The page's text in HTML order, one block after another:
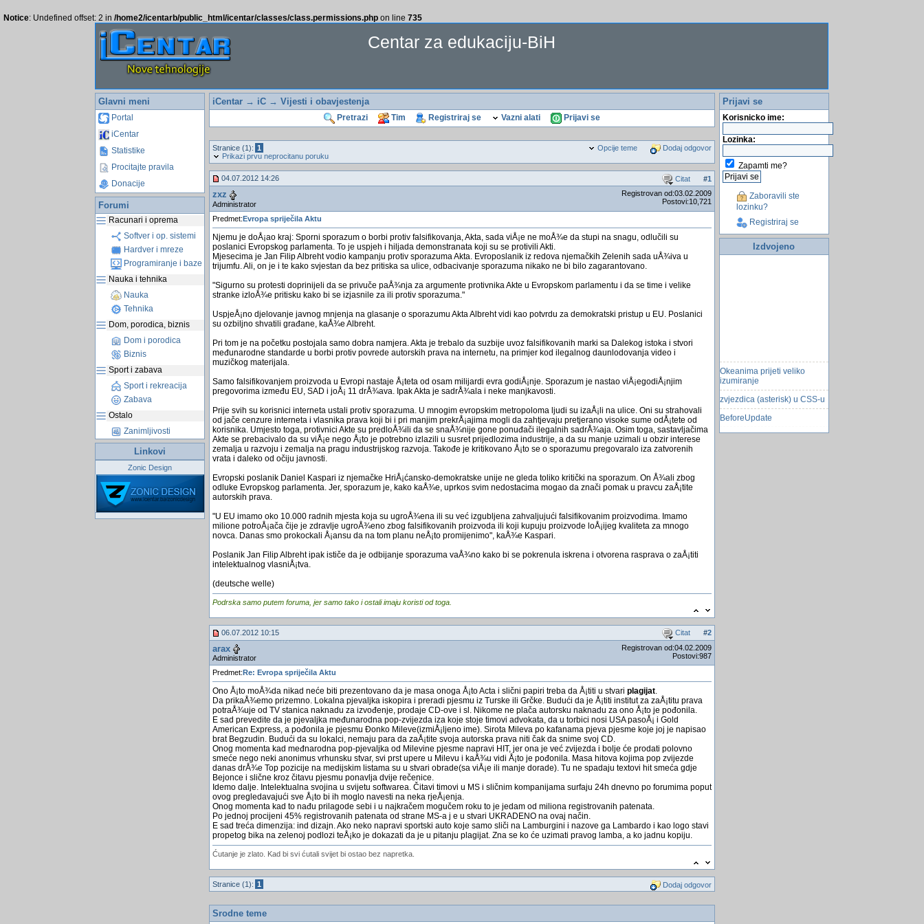
Notice: Undefined offset: 2 in /home2/icentarb/public_html/icentar/classes/class.permissions.php on line 735
Centar za edukaciju-BiH
Glavni meni
Portal
iCentar
Statistike
Procitajte pravila
Donacije
Forumi
Racunari i oprema
Softver i op. sistemi
Hardver i mreze
Programiranje i baze
Nauka i tehnika
Nauka
Tehnika
Dom, porodica, biznis
Dom i porodica
Biznis
Sport i zabava
Sport i rekreacija
Zabava
Ostalo
Zanimljivosti
Linkovi
Zonic Design
iCentar→ iC→ Vijesti i obavjestenja
Pretrazi Tim Registriraj se Vazni alati Prijavi se
Opcije teme Dodaj odgovor
Stranice (1): 1
Prikazi prvu neprocitanu poruku
Citat #1
04.07.2012 14:26
zxz
Administrator
Registrovan od:03.02.2009
Postovi:10,721
Predmet:Evropa spriječila Aktu
Njemu je doÅ¡ao kraj: Sporni sporazum o borbi protiv falsifikovanja, Akta, sada viÅ¡e ne moÅ¾e da stupi na snagu, odlučili su
poslanici Evropskog parlamenta. To je uspjeh i hiljada demonstranata koji su se protivili Akti.
Mjesecima je Jan Filip Albreht vodio kampanju protiv sporazuma Akta. Evroposlanik iz redova njemačkih Zelenih sada uÅ¾iva u
trijumfu. Ali, on je i te kako svjestan da bez pritiska sa ulice, odbacivanje sporazuma nikako ne bi bilo zagarantovano.
"Sigurno su protesti doprinijeli da se privuče paÅ¾nja za argumente protivnika Akte u Evropskom parlamentu i da se time i velike
stranke izloÅ¾e pritisku kako bi se izjasnile za ili protiv sporazuma."
UspjeÅ¡no djelovanje javnog mnjenja na glasanje o sporazumu Akta Albreht vidi kao potvrdu za demokratski pristup u EU. Poslanici
su ozbiljno shvatili građane, kaÅ¾e Albreht.
Pri tom je na početku postojala samo dobra namjera. Akta je trebalo da suzbije uvoz falsifikovanih marki sa Dalekog istoka i stvori
međunarodne standarde u borbi protiv povrede autorskih prava na internetu, na primjer kod ilegalnog daunlodovanja video i
muzičkog materijala.
Samo falsifikovanjem proizvoda u Evropi nastaje Å¡teta od osam milijardi evra godiÅ¡nje. Sporazum je nastao viÅ¡egodiÅ¡njim
pregovorima između EU, SAD i joÅ¡ 11 drÅ¾ava. Ipak Akta je sadrÅ¾ala i neke manjkavosti.
Prije svih su korisnici interneta ustali protiv sporazuma. U mnogim evropskim metropoloma ljudi su izaÅ¡li na ulice. Oni su strahovali
od jače cenzure interneta i vlasnika prava koji bi i pri manjim prekrÅ¡ajima mogli da zahtjevaju pretjerano visoke sume odÅ¡tete od
korisnika. Umjesto toga, protivnici Akte su predloÅ¾ili da se snaÅ¾nije gone ponuđači ilegalnih sadrÅ¾aja. Osim toga, sastavljačima
Akte se prebacivalo da su viÅ¡e nego Å¡to je potrebno izlazili u susret prijedlozima industrije, a da su manje uzimali u obzir interese
zemalja u razvoju i zemalja na pragu industrijskog razvoja. Takođe je kritikovano Å¡to se o sporazumu pregovaralo iza zatvorenih
vrata i daleko od očiju javnosti.
Evropski poslanik Daniel Kaspari iz njemačke HriÅ¡ćansko-demokratske unije ne gleda toliko kritički na sporazum. On Å¾ali zbog
odluke Evropskog parlamenta. Jer, sporazum je, kako kaÅ¾e, uprkos svim nedostacima mogao da znači pomak u pravcu zaÅ¡tite
autorskih prava.
"U EU imamo oko 10.000 radnih mjesta koja su ugroÅ¾ena ili su već izgubljena zahvaljujući falsifikovanim proizvodima. Imamo
milione potroÅ¡ača čije je zdravlje ugroÅ¾eno zbog falsifikovanih proizvoda ili koji kupuju proizvode loÅ¡ijeg kvaliteta za mnogo
novca. Danas smo prokockali Å¡ansu da na tom planu neÅ¡to promijenimo", kaÅ¾e Kaspari.
Poslanik Jan Filip Albreht ipak ističe da je odbijanje sporazuma vaÅ¾no kako bi se pokrenula iskrena i otvorena rasprava o zaÅ¡titi
intelektualnog vlasniÅ¡tva.
(deutsche welle)
Podrska samo putem foruma, jer samo tako i ostali imaju koristi od toga.
Citat #2
06.07.2012 10:15
arax
Administrator
Registrovan od:04.02.2009
Postovi:987
Predmet: Re: Evropa spriječila Aktu
Ono Å¡to moÅ¾da nikad neće biti prezentovano da je masa onoga Å¡to Acta i slični papiri treba da Å¡titi u stvari plagijat.
Da prikaÅ¾emo prizemno. Lokalna pjevaljka iskopira i preradi pjesmu iz Turske ili Grčke. Budući da je Å¡titi institut za zaÅ¡titu prava
potraÅ¾uje od TV stanica naknadu za izvođenje, prodaje CD-ove i sl. Nikome ne plača autorsku naknadu za ono Å¡to je pođonila.
E sad prevedite da je pjevaljka međunarodna pop-zvijezda iza koje stoje timovi advokata, da u torbici nosi USA pasoÅ¡ i Gold
American Express, a pođonila je pjesmu Đonko Mileve(izmiÅ¡ljeno ime). Sirota Mileva po kafanama pjeva pjesme koje joj je napisao
brat Begzudin. Budući da su lokalci, nemaju para da zaÅ¡tite svoja autorska prava niti čak da snime svoj CD.
Onog momenta kad međnarodna pop-pjevaljka od Milevine pjesme napravi HIT, jer ona je već zvijezda i bolje će prodati polovno
smeće nego neki anonimus vrhunsku stvar, svi prst upere u Milevu i kaÅ¾u vidi Å¡to je pođonila. Masa hitova kojima pop zvijezde
danas drÅ¾e Top pozicije na medijskim listama su u stvari obrade(sa viÅ¡e ili manje dorade). Tu ne spadaju textovi hit smeća gdje
Bejonce i slične kroz čitavu pjesmu ponavlja dvije rečenice.
Idemo dalje. Intelektualna svojina u svijetu softwarea. Čitavi timovi u MS i sličnim kompanijama surfaju 24h dnevno po forumima poput
ovog pregledavajući sve Å¡to bi ih moglo navesti na neka rjeÅ¡enja.
Onog momenta kad to nađu prilagode sebi i u najkračem mogučem roku to je jedam od miliona registrovanih patenata.
Po jednoj procijeni 45% registrovanih patenata od strane MS-a j e u stvari UKRADENO na ovaj način.
E sad treća dimenzija: ind dizajn. Ako neko napravi sportski auto koje samo sliči na Lamburgini i nazove ga Lambardo i kao logo stavi
propetog bika na zelenoj podlozi teÅ¡ko je dokazati da je u pitanju plagijat. Zna se ko će uzimati pravog lamba, a ko jadnu kopiju.
Ćutanje je zlato. Kad bi svi ćutali svijet bi ostao bez napretka.
Dodaj odgovor
Stranice (1): 1
Srodne teme
Prijavi se
Korisnicko ime:
Lozinka:
Zapamti me?
Zaboravili ste
lozinku?
Registriraj se
Izdvojeno
Okeanima prijeti veliko
izumiranje
zvjezdica (asterisk) u CSS-u
BeforeUpdate
balthazar - robot za